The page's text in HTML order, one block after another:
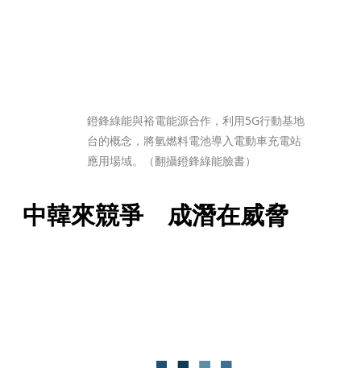
鐙鋒綠能與裕電能源合作，利用5G行動基地
台的概念，將氫燃料電池導入電動車充電站
應用場域。（翻攝鐙鋒綠能臉書）
中韓來競爭　成潛在威脅